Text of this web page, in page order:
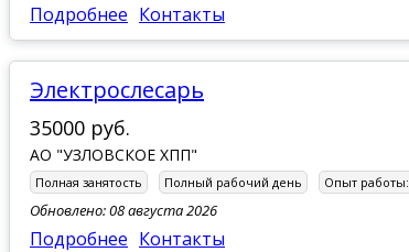
Подробнее Контакты
Электрослесарь
35000 руб.
АО "УЗЛОВСКОЕ ХПП"
Полная занятость Полный рабочий день Опыт работы:
Обновлено: 08 августа 2026
Подробнее Контакты